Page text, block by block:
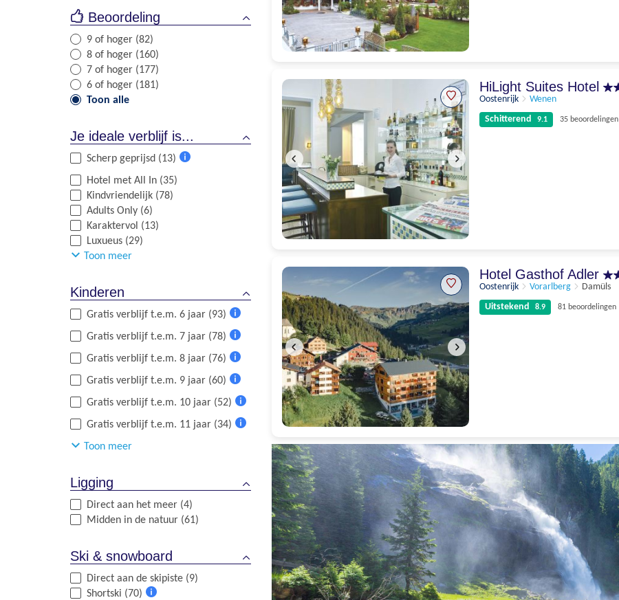
Beoordeling
9 of hoger (82)
8 of hoger (160)
7 of hoger (177)
6 of hoger (181)
Toon alle
Je ideale verblijf is...
Scherp geprijsd (13)
informatie
Hotel met All In (35)
Kindvriendelijk (78)
Adults Only (6)
Karaktervol (13)
Luxueus (29)
Toon meer
Kinderen
Gratis verblijf t.e.m. 6 jaar (93)
informatie
Gratis verblijf t.e.m. 7 jaar (78)
informatie
Gratis verblijf t.e.m. 8 jaar (76)
informatie
Gratis verblijf t.e.m. 9 jaar (60)
informatie
Gratis verblijf t.e.m. 10 jaar (52)
informatie
Gratis verblijf t.e.m. 11 jaar (34)
informatie
Toon meer
Ligging
Direct aan het meer (4)
Midden in de natuur (61)
Ski & snowboard
Direct aan de skipiste (9)
Shortski (70)
HiLight Suites Hotel
Oostenrijk
Wenen
Schitterend
9.1 35 beoordelingen
81 beoordelingen
8.9
Hotel Gasthof Adler
Oostenrijk Vorarlberg
Damüls
Uitstekend
8.9 81 beoordelingen